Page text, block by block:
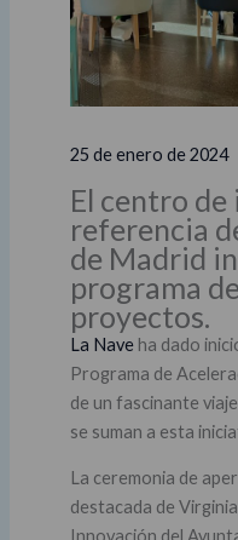
25 de enero de 2024
El centro
referencia
de Madrid
programa
proyectos.
La Nave ha dado
Programa de
de un fascinante
se suman a esta
La ceremonia de
destacada de